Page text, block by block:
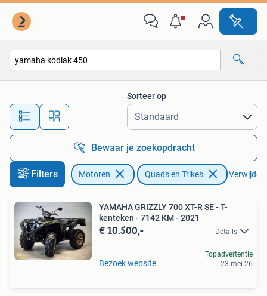
Alle afstanden…
Sorteer op
Bewaar je zoekopdracht
Filters Motoren Quads en Trikes Verwijder
YAMAHA GRIZZLY 700 XT-R SE - T-
kenteken - 7142 KM - 2021
€ 10.500,- Details
Bezoek website
Topadvertentie
23 mei 26